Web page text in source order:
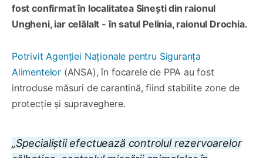
fost confirmat în localitatea Sinești din raionul
Ungheni, iar celălalt - în satul Pelinia, raionul Drochia.
Potrivit Agenției Naționale pentru Siguranța
Alimentelor (ANSA), în focarele de PPA au fost
introduse măsuri de carantină, fiind stabilite zone de
protecție și supraveghere.
„Specialiștii efectuează controlul rezervoarelor